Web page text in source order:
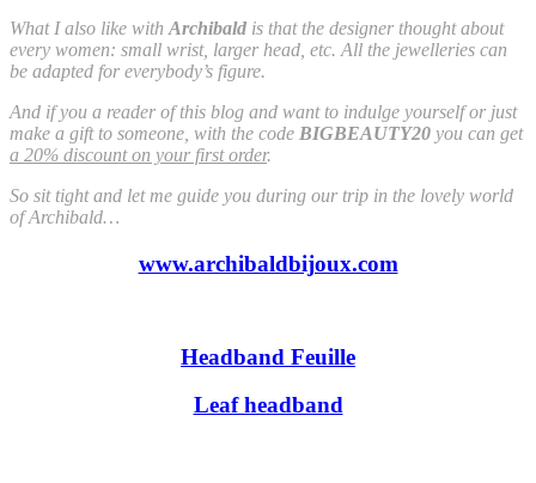
What I also like with Archibald is that the designer thought about
every women: small wrist, larger head, etc. All the jewelleries can
be adapted for everybody’s figure.
And if you a reader of this blog and want to indulge yourself or just
make a gift to someone, with the code BIGBEAUTY20 you can get
a 20% discount on your first order.
So sit tight and let me guide you during our trip in the lovely world
of Archibald…
www.archibaldbijoux.com
Headband Feuille
Leaf headband